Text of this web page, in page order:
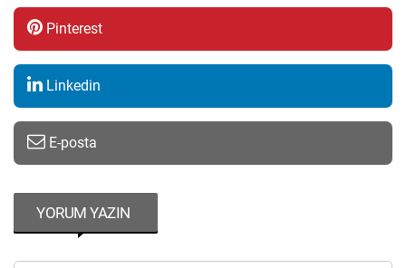
Pinterest
Linkedin
E-posta
YORUM YAZIN